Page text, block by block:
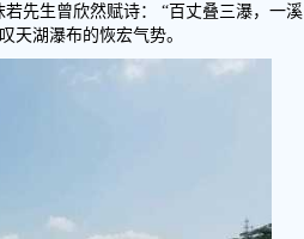
先生曾欣然赋诗： “百丈叠三瀑，一溪
天湖瀑布的恢宏气势。